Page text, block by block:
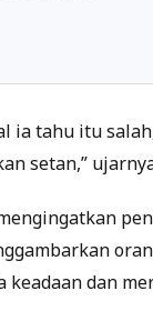
ia tahu itu
setan,”
keadaan dan